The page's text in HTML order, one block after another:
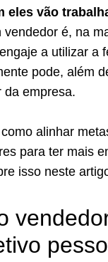
eles vão
é, na
a utilizar a
pode, além
da empresa.
alinhar
para ter mais
isso neste